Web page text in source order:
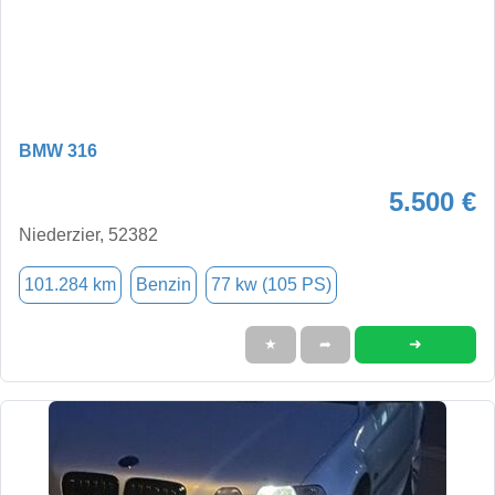
BMW 316
5.500 €
Niederzier, 52382
101.284 km Benzin 77 kw (105 PS)
★ ➦ ➜